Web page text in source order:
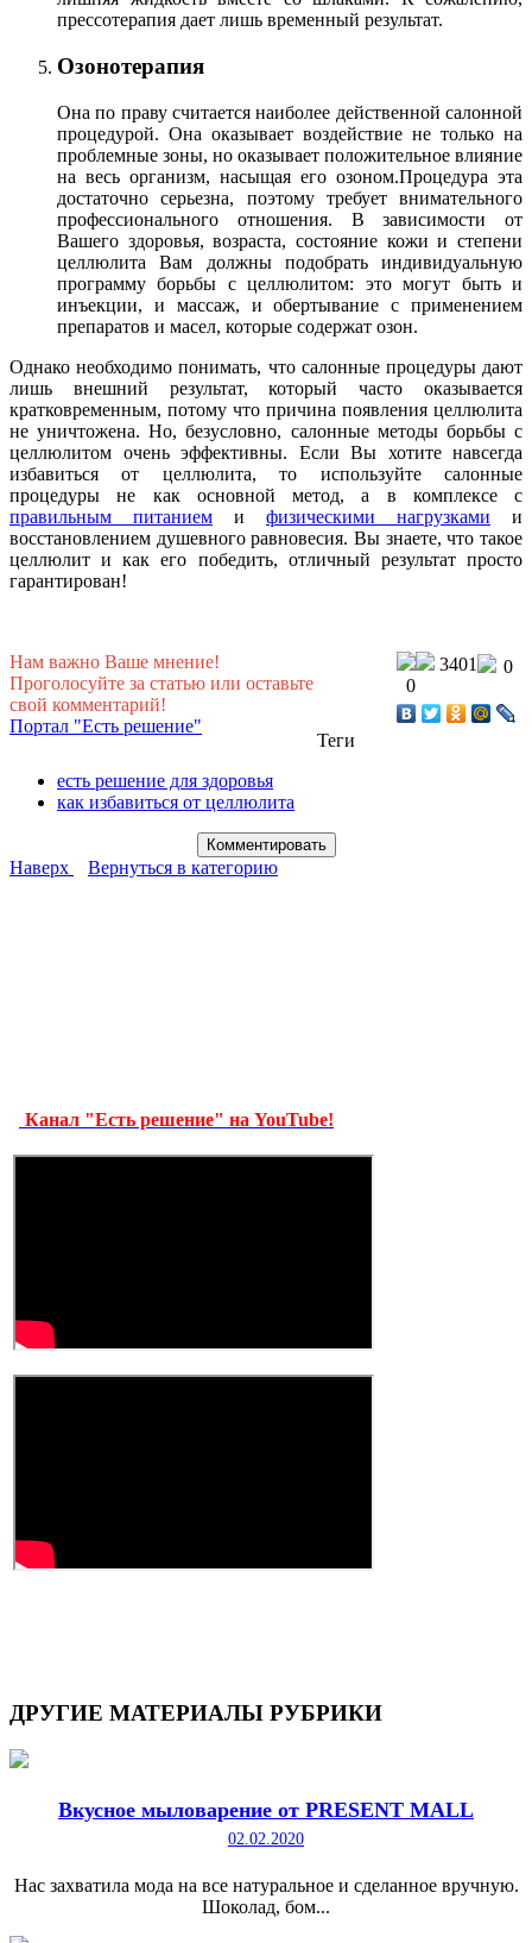
прессотерапия дает лишь временный результат.
Озонотерапия
Она по праву считается наиболее действенной салонной
процедурой. Она оказывает воздействие не только на
проблемные зоны, но оказывает положительное влияние
на весь организм, насыщая его озоном.Процедура эта
достаточно серьезна, поэтому требует внимательного
профессионального отношения. В зависимости от
Вашего здоровья, возраста, состояние кожи и степени
целлюлита Вам должны подобрать индивидуальную
программу борьбы с целлюлитом: это могут быть и
инъекции, и массаж, и обертывание с применением
препаратов и масел, которые содержат озон.
Однако необходимо понимать, что салонные процедуры дают
лишь внешний результат, который часто оказывается
кратковременным, потому что причина появления целлюлита
не уничтожена. Но, безусловно, салонные методы борьбы с
целлюлитом очень эффективны. Если Вы хотите навсегда
избавиться от целлюлита, то используйте салонные
процедуры не как основной метод, а в комплексе с
правильным питанием и физическими нагрузками и
восстановлением душевного равновесия. Вы знаете, что такое
целлюлит и как его победить, отличный результат просто
гарантирован!
Нам важно Ваше мнение!
Проголосуйте за статью или оставьте
свой комментарий!
Портал "Есть решение"
0
3401
0
Теги
есть решение для здоровья
как избавиться от целлюлита
Наверх Вернуться в категорию
Канал "Есть решение" на YouTube!
ДРУГИЕ МАТЕРИАЛЫ РУБРИКИ
Вкусное мыловарение от PRESENT MALL
02.02.2020
Нас захватила мода на все натуральное и сделанное вручную.
Шоколад, бом...